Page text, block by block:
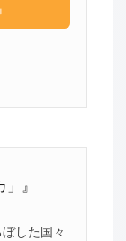
』
した国々